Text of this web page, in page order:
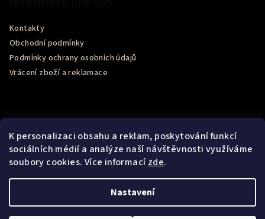
K personalizaci obsahu a reklam, poskytování funkcí
sociálních médií a analýze naší návštěvnosti využíváme
soubory cookies. Více informacízde.
Nastavení
Kontakty
Obchodní podmínky
Podmínky ochrany osobních údajů
Vrácení zboží a reklamace
Recenze obchodu Google